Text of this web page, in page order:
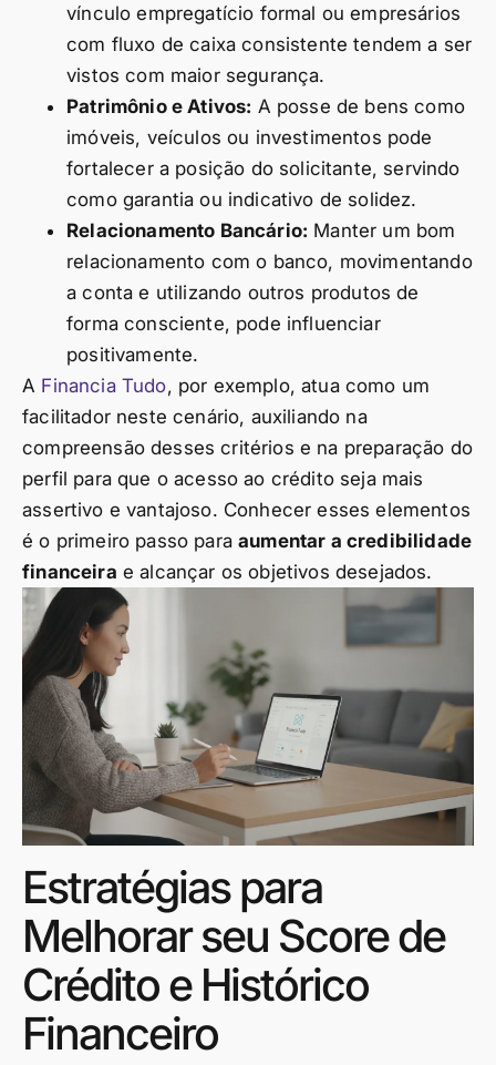
vínculo empregatício formal ou empresários
com fluxo de caixa consistente tendem a ser
vistos com maior segurança.
Patrimônio e Ativos: A posse de bens como
imóveis, veículos ou investimentos pode
fortalecer a posição do solicitante, servindo
como garantia ou indicativo de solidez.
Relacionamento Bancário: Manter um bom
relacionamento com o banco, movimentando
a conta e utilizando outros produtos de
forma consciente, pode influenciar
positivamente.
A Financia Tudo, por exemplo, atua como um
facilitador neste cenário, auxiliando na
compreensão desses critérios e na preparação do
perfil para que o acesso ao crédito seja mais
assertivo e vantajoso. Conhecer esses elementos
é o primeiro passo paraaumentar a credibilidade
financeira e alcançar os objetivos desejados.
Estratégias para
Melhorar seu Score de
Crédito e Histórico
Financeiro